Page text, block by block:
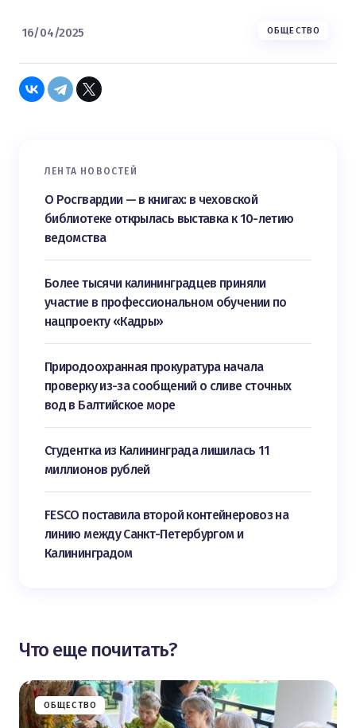
16/04/2025 ОБЩЕСТВО
ЛЕНТА НОВОСТЕЙ
О Росгвардии — в книгах: в чеховской
библиотеке открылась выставка к 10-летию
ведомства
Более тысячи калининградцев приняли
участие в профессиональном обучении по
нацпроекту «Кадры»
Природоохранная прокуратура начала
проверку из-за сообщений о сливе сточных
вод в Балтийское море
Студентка из Калининграда лишилась 11
миллионов рублей
FESCO поставила второй контейнеровоз на
линию между Санкт-Петербургом и
Калининградом
Что еще почитать?
ОБЩЕСТВО